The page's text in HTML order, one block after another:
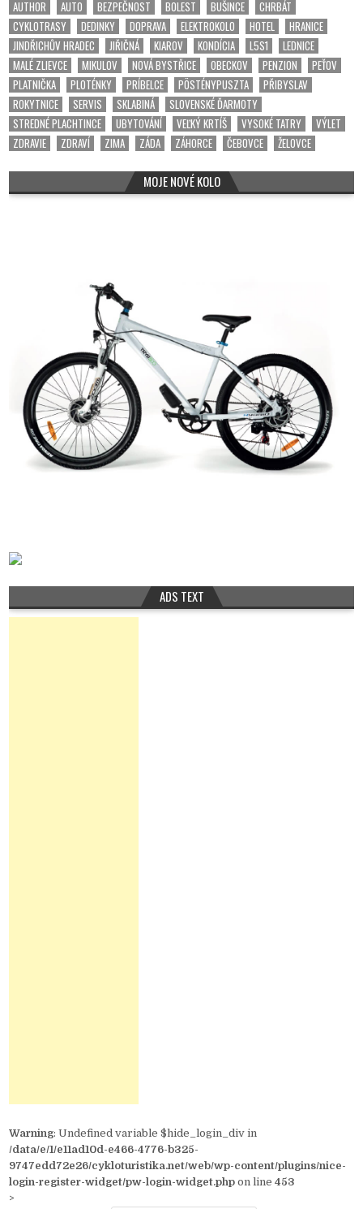
AUTHOR AUTO BEZPEČNOST BOLEST BUŠINCE
CHRBÁT
CYKLOTRASY
DEDINKY DOPRAVA ELEKTROKOLO HOTEL
HRANICE
JINDŘICHŮV HRADEC
JIŘIČNÁ KIAROV KONDÍCIA L5S1
LEDNICE
MALÉ ZLIEVCE
MIKULOV NOVÁ BYSTŘICE OBECKOV PENZION
PEŤOV
PLATNIČKA
PLOTÉNKY PRÍBELCE PÖSTÉNYPUSZTA
PŘIBYSLAV
ROKYTNICE
SERVIS SKLABINÁ
SLOVENSKÉ ĎARMOTY
STREDNÉ PLACHTINCE
UBYTOVÁNÍ VEĽKÝ KRTÍŠ VYSOKÉ TATRY
VÝLET
ZDRAVIE
ZDRAVÍ ZIMA ZÁDA ZÁHORCE ČEBOVCE ŽELOVCE
MOJE NOVÉ KOLO
ADS TEXT
Warning: Undefined variable $hide_login_div in
/data/e/1/e11ad10d-e466-4776-b325-
9747edd72e26/cykloturistika.net/web/wp-content/plugins/nice-
login-register-widget/pw-login-widget.php on line453
>